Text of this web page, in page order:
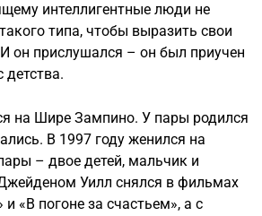
интеллигентные люди не
типа, чтобы выразить свои
он прислушался – он был приучен
детства.
на Шире Зампино. У пары родился
В 1997 году женился на
– двое детей, мальчик и
Уилл снялся в фильмах
«В погоне за счастьем», а с